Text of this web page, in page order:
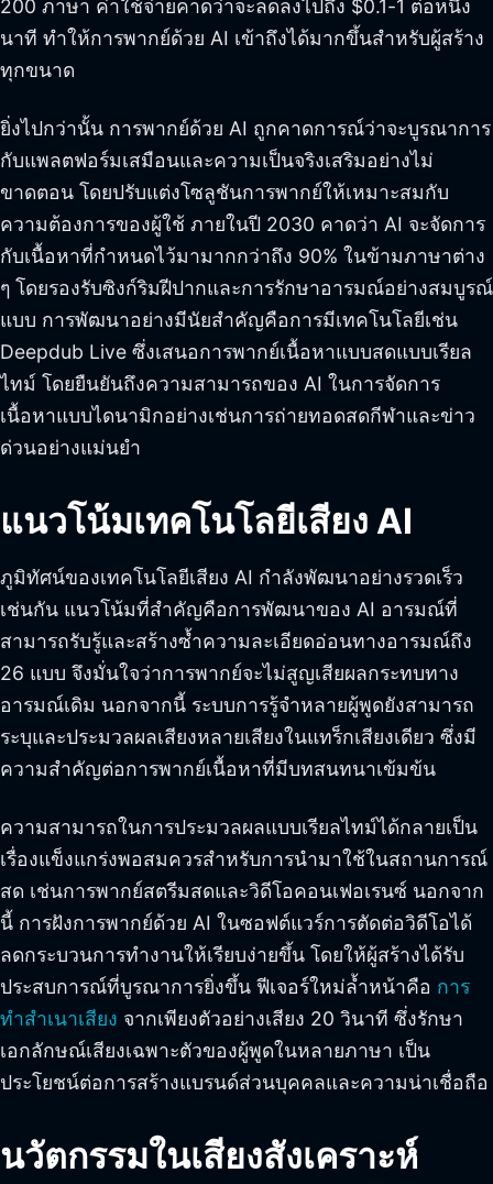
200 ภาษา ค่าใช้จ่ายคาดว่าจะลดลงไปถึง $0.1-1 ต่อหนึ่ง
นาที ทำให้การพากย์ด้วย AI เข้าถึงได้มากขึ้นสำหรับผู้สร้าง
ทุกขนาด
ยิ่งไปกว่านั้น การพากย์ด้วย AI ถูกคาดการณ์ว่าจะบูรณาการ
กับแพลตฟอร์มเสมือนและความเป็นจริงเสริมอย่างไม่
ขาดตอน โดยปรับแต่งโซลูชันการพากย์ให้เหมาะสมกับ
ความต้องการของผู้ใช้ ภายในปี 2030 คาดว่า AI จะจัดการ
กับเนื้อหาที่กำหนดไว้มามากกว่าถึง 90% ในข้ามภาษาต่าง
ๆ โดยรองรับซิงก์ริมฝีปากและการรักษาอารมณ์อย่างสมบูรณ์
แบบ การพัฒนาอย่างมีนัยสำคัญคือการมีเทคโนโลยีเช่น
Deepdub Live ซึ่งเสนอการพากย์เนื้อหาแบบสดแบบเรียล
ไทม์ โดยยืนยันถึงความสามารถของ AI ในการจัดการ
เนื้อหาแบบไดนามิกอย่างเช่นการถ่ายทอดสดกีฬาและข่าว
ด่วนอย่างแม่นยำ
แนวโน้มเทคโนโลยีเสียง AI
ภูมิทัศน์ของเทคโนโลยีเสียง AI กำลังพัฒนาอย่างรวดเร็ว
เช่นกัน แนวโน้มที่สำคัญคือการพัฒนาของ AI อารมณ์ที่
สามารถรับรู้และสร้างซ้ำความละเอียดอ่อนทางอารมณ์ถึง
26 แบบ จึงมั่นใจว่าการพากย์จะไม่สูญเสียผลกระทบทาง
อารมณ์เดิม นอกจากนี้ ระบบการรู้จำหลายผู้พูดยังสามารถ
ระบุและประมวลผลเสียงหลายเสียงในแทร็กเสียงเดียว ซึ่งมี
ความสำคัญต่อการพากย์เนื้อหาที่มีบทสนทนาเข้มข้น
ความสามารถในการประมวลผลแบบเรียลไทม์ได้กลายเป็น
เรื่องแข็งแกร่งพอสมควรสำหรับการนำมาใช้ในสถานการณ์
สด เช่นการพากย์สตรีมสดและวิดีโอคอนเฟอเรนซ์ นอกจาก
นี้ การฝังการพากย์ด้วย AI ในซอฟต์แวร์การตัดต่อวิดีโอได้
ลดกระบวนการทำงานให้เรียบง่ายขึ้น โดยให้ผู้สร้างได้รับ
ประสบการณ์ที่บูรณาการยิ่งขึ้น ฟีเจอร์ใหม่ล้ำหน้าคือ การ
ทำสำเนาเสียง จากเพียงตัวอย่างเสียง 20 วินาที ซึ่งรักษา
เอกลักษณ์เสียงเฉพาะตัวของผู้พูดในหลายภาษา เป็น
ประโยชน์ต่อการสร้างแบรนด์ส่วนบุคคลและความน่าเชื่อถือ
นวัตกรรมในเสียงสังเคราะห์